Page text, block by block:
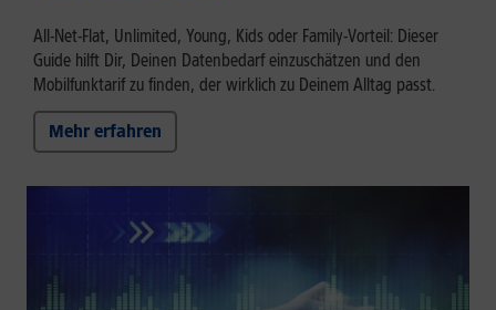
All-Net-Flat, Unlimited, Young, Kids oder Family-Vorteil: Dieser
Guide hilft Dir, Deinen Datenbedarf einzuschätzen und den
Mobilfunktarif zu finden, der wirklich zu Deinem Alltag passt.
Mehr erfahren